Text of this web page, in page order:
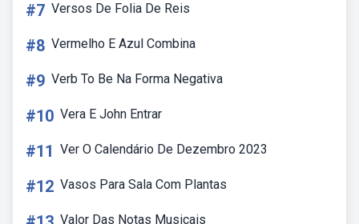
#7 Versos De Folia De Reis
#8 Vermelho E Azul Combina
#9 Verb To Be Na Forma Negativa
#10 Vera E John Entrar
#11 Ver O Calendário De Dezembro 2023
#12 Vasos Para Sala Com Plantas
Valor Das Notas Musicais